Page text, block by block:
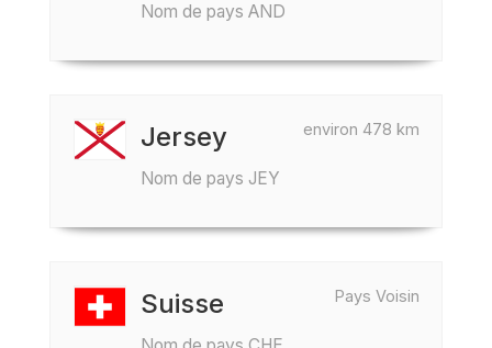
Nom de pays AND
environ 478 km
Jersey
Nom de pays JEY
Pays Voisin
Suisse